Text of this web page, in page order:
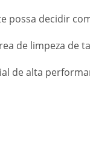
possa decidir
de limpeza de
de alta